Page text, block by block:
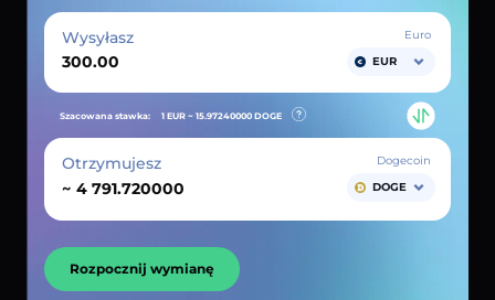
Wysyłasz
Euro
EUR
Szacowana stawka: 1 EUR ~ 15.97240000 DOGE
Otrzymujesz
~
Dogecoin
DOGE
Rozpocznij wymianę